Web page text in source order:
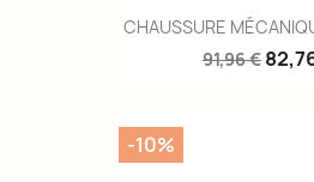
CHAUSSURE
91,96 €
-10%